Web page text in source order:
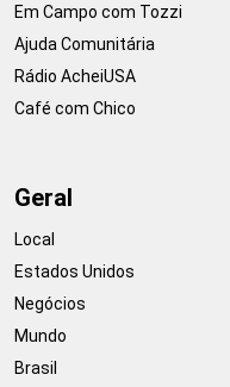
Em Campo com Tozzi
Ajuda Comunitária
Rádio AcheiUSA
Café com Chico
Geral
Local
Estados Unidos
Negócios
Mundo
Brasil